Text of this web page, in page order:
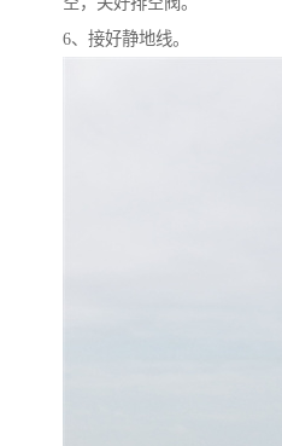
6、接好静地线。